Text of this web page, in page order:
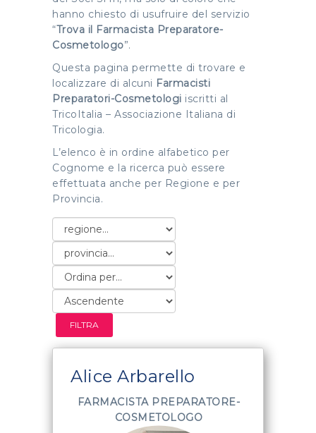
hanno chiesto di usufruire del servizio
“Trova il Farmacista Preparatore-
Cosmetologo”.
Questa pagina permette di trovare e
localizzare di alcuni Farmacisti
Preparatori-Cosmetologi iscritti al
TricoItalia – Associazione Italiana di
Tricologia.
L’elenco è in ordine alfabetico per
Cognome e la ricerca può essere
effettuata anche per Regione e per
Provincia.
Alice Arbarello
FARMACISTA PREPARATORE-
COSMETOLOGO